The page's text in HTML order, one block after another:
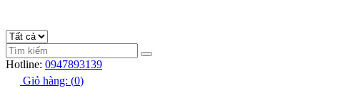
Hotline: 0947893139
Giỏ hàng: (0)